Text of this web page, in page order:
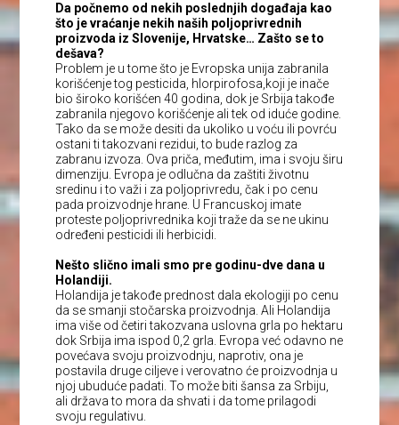
Da počnemo od nekih poslednjih događaja kao
što je vraćanje nekih naših poljoprivrednih
proizvoda iz Slovenije, Hrvatske… Zašto se to
dešava?
Problem je u tome što je Evropska unija zabranila
korišćenje tog pesticida, hlorpirofosa,koji je inače
bio široko korišćen 40 godina, dok je Srbija takođe
zabranila njegovo korišćenje ali tek od iduće godine.
Tako da se može desiti da ukoliko u voću ili povrću
ostani ti takozvani rezidui, to bude razlog za
zabranu izvoza. Ova priča, međutim, ima i svoju širu
dimenziju. Evropa je odlučna da zaštiti životnu
sredinu i to važi i za poljoprivredu, čak i po cenu
pada proizvodnje hrane. U Francuskoj imate
proteste poljoprivrednika koji traže da se ne ukinu
određeni pesticidi ili herbicidi.
Nešto slično imali smo pre godinu-dve dana u
Holandiji.
Holandija je takođe prednost dala ekologiji po cenu
da se smanji stočarska proizvodnja. Ali Holandija
ima više od četiri takozvana uslovna grla po hektaru
dok Srbija ima ispod 0,2 grla. Evropa već odavno ne
povećava svoju proizvodnju, naprotiv, ona je
postavila druge ciljeve i verovatno će proizvodnja u
njoj ubuduće padati. To može biti šansa za Srbiju,
ali država to mora da shvati i da tome prilagodi
svoju regulativu.